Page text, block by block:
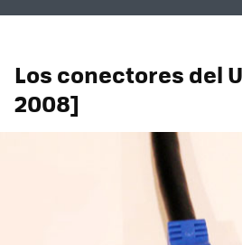
Los conectores del
2008]